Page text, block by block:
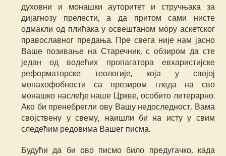
духовни и монашки ауторитет и стручњака за
дијагнозу прелести, а да притом сами нисте
одмакли од плићака у освештаном мору аскетског
православног предања. Пре свега није нам јасно
Ваше позивање на Старечник, с обзиром да сте
један од водећих пропагатора евхаристијске
реформаторске теологије, која у својој
монахофобности са презиром гледа на сво
монашко наслеђе наше Цркве, особито литерарно.
Ако би пренебрегли ову Вашу недоследност, Вама
својствену у свему, наишли би на исту у свим
следећим редовима Вашег писма.
Будући да би ово писмо било предугачко, када